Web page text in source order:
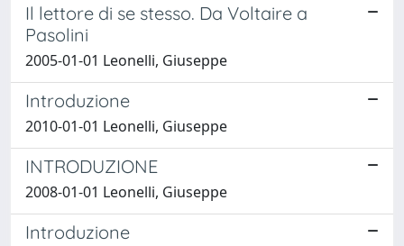
Il lettore di se stesso. Da Voltaire a
Pasolini
2005-01-01 Leonelli, Giuseppe
Introduzione
2010-01-01 Leonelli, Giuseppe
INTRODUZIONE
2008-01-01 Leonelli, Giuseppe
Introduzione